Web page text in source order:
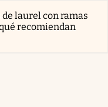
laurel con ramas
recomiendan